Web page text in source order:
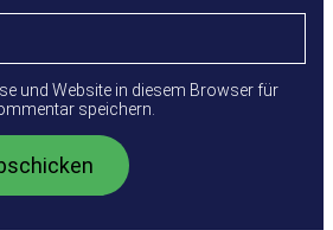
und Website in diesem Browser für
speichern.